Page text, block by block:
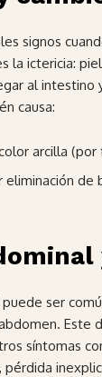
signos
la ictericia:
al intestino
causa:
arcilla
eliminación de
ser
Este
síntomas